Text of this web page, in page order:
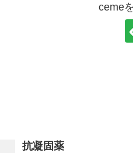
ceme
抗凝固薬